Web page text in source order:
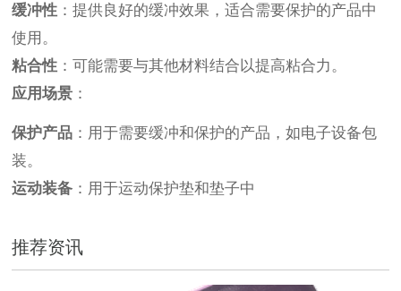
缓冲性 ：提供良好的缓冲效果，适合需要保护的产品中
使用。
粘合性 ：可能需要与其他材料结合以提高粘合力。
应用场景 ：
保护产品 ：用于需要缓冲和保护的产品，如电子设备包
装。
运动装备 ：用于运动保护垫和垫子中
推荐资讯